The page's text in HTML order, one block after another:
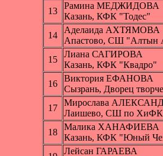
13
Рамина МЕДЖИДОВА
Казань, КФК "Тодес"
14
Аделаида АХТЯМОВА
Апастово, СШ "Алтын
15
Лиана САГИРОВА
Казань, КФК "Квадро"
16
Виктория ЕФАНОВА
Сызрань, Дворец
17
Мирослава
Лаишево, СШ по ХиФК
18
Малика ХАНАФИЕВА
Казань, КФК "Юный
Лейсан ГАРАЕВА